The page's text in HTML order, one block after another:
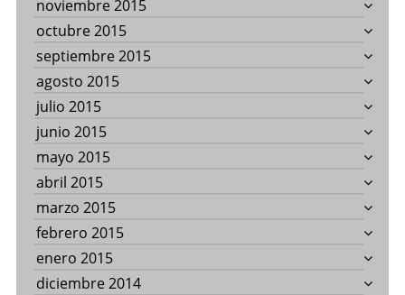
noviembre 2015
octubre 2015
septiembre 2015
agosto 2015
julio 2015
junio 2015
mayo 2015
abril 2015
marzo 2015
febrero 2015
enero 2015
diciembre 2014